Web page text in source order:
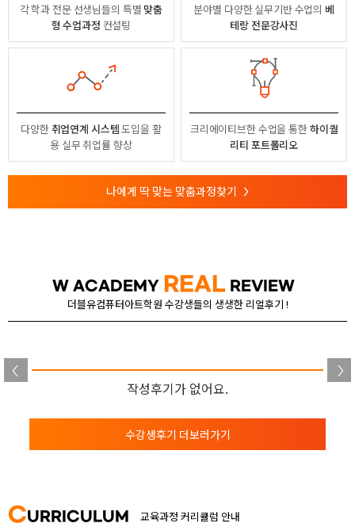
각 학과 전문 선생님들의 특별 맞춤
형 수업과정 컨설팅
분야별 다양한 실무기반 수업의 베
테랑 전문강사진
다양한취업연계 시스템도입을 활
용실무 취업률 향상
크리에이티브한 수업을 통한하이퀄
리티 포트폴리오
나에게 딱 맞는 맞춤과정찾기 >
W ACADEMY REAL REVIEW
더블유컴퓨터아트학원 수강생들의 생생한 리얼후기 !
작성후기가 없어요.
수강생후기 더보러가기
CURRICULUM 교육과정 커리큘럼 안내